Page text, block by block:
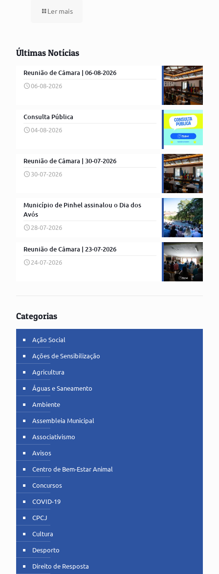
Ler mais
Últimas Notícias
Reunião de Câmara | 06-08-2026
06-08-2026
Consulta Pública
04-08-2026
Reunião de Câmara | 30-07-2026
30-07-2026
Município de Pinhel assinalou o Dia dos
Avós
28-07-2026
Reunião de Câmara | 23-07-2026
24-07-2026
Categorias
Ação Social
Ações de Sensibilização
Agricultura
Águas e Saneamento
Ambiente
Assembleia Municipal
Associativismo
Avisos
Centro de Bem-Estar Animal
Concursos
COVID-19
CPCJ
Cultura
Desporto
Direito de Resposta